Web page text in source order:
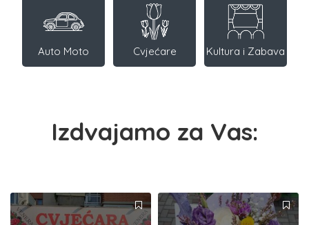
Auto Moto Cvjećare Kultura i Zabava
Izdvajamo za Vas: